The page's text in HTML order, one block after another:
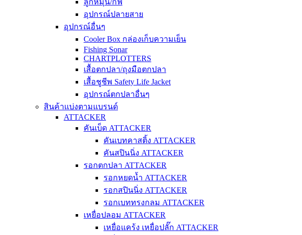
ลูกหมุน/กิ๊ฟ
อุปกรณ์ปลายสาย
อุปกรณ์อื่นๆ
Cooler Box กล่องเก็บความเย็น
Fishing Sonar
CHARTPLOTTERS
เสื้อตกปลา/ถุงมือตกปลา
เสื้อชูชีพ Safety Life Jacket
อุปกรณ์ตกปลาอื่นๆ
สินค้าแบ่งตามแบรนด์
ATTACKER
คันเบ็ด ATTACKER
คันเบทคาสติ้ง ATTACKER
คันสปินนิ่ง ATTACKER
รอกตกปลา ATTACKER
รอกหยดน้ำ ATTACKER
รอกสปินนิ่ง ATTACKER
รอกเบททรงกลม ATTACKER
เหยื่อปลอม ATTACKER
เหยื่อแคร้ง เหยื่อปลั๊ก ATTACKER